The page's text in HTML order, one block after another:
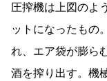
圧搾機は上図のよ
ットになったもの
れ、エア袋が膨ら
酒を搾り出す。機